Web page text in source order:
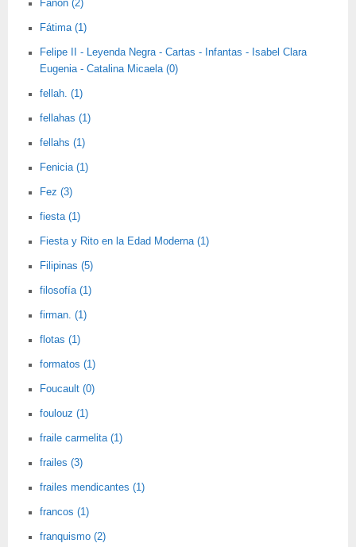
Fanon (2)
Fátima (1)
Felipe II - Leyenda Negra - Cartas - Infantas - Isabel Clara
Eugenia - Catalina Micaela (0)
fellah. (1)
fellahas (1)
fellahs (1)
Fenicia (1)
Fez (3)
fiesta (1)
Fiesta y Rito en la Edad Moderna (1)
Filipinas (5)
filosofía (1)
firman. (1)
flotas (1)
formatos (1)
Foucault (0)
foulouz (1)
fraile carmelita (1)
frailes (3)
frailes mendicantes (1)
francos (1)
franquismo (2)